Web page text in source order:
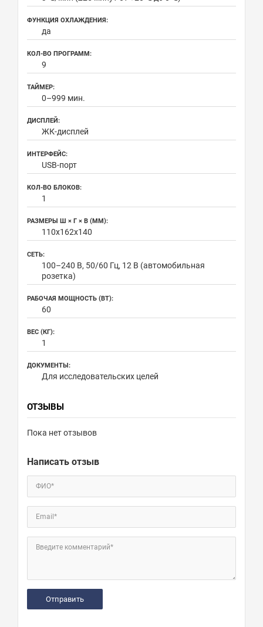
ФУНКЦИЯ ОХЛАЖДЕНИЯ:
да
КОЛ-ВО ПРОГРАММ:
9
ТАЙМЕР:
0–999 мин.
ДИСПЛЕЙ:
ЖК-дисплей
ИНТЕРФЕЙС:
USB-порт
КОЛ-ВО БЛОКОВ:
1
РАЗМЕРЫ Ш × Г × В (ММ):
110х162х140
СЕТЬ:
100–240 В, 50/60 Гц, 12 В (автомобильная
розетка)
РАБОЧАЯ МОЩНОСТЬ (ВТ):
60
ВЕС (КГ):
1
ДОКУМЕНТЫ:
Для исследовательских целей
ОТЗЫВЫ
Пока нет отзывов
Написать отзыв
ФИО*
Email*
Введите комментарий*